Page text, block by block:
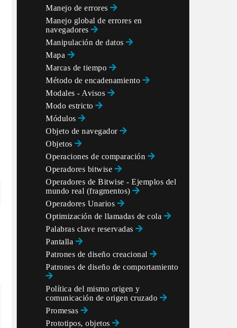
Manejo de errores
Manejo global de errores en
navegadores
Manipulación de datos
Mapa
Marcas de tiempo
Método de encadenamiento
Modales - Avisos
Modo estricto
Módulos
Objeto de navegador
Objetos
Operaciones de comparación
Operadores bitwise
Operadores de Bitwise - Ejemplos del
mundo real (fragmentos)
Operadores Unarios
Optimización de llamadas de cola
Palabras clave reservadas
Pantalla
Patrones de diseño creacional
Patrones de diseño de comportamiento
Política del mismo origen y
comunicación de origen cruzado
Promesas
Prototipos, objetos